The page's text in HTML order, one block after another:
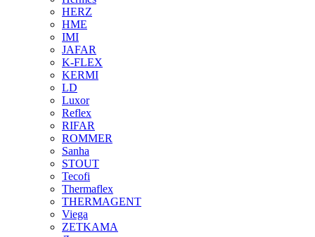
HERZ
HME
IMI
JAFAR
K-FLEX
KERMI
LD
Luxor
Reflex
RIFAR
ROMMER
Sanha
STOUT
Tecofi
Thermaflex
THERMAGENT
Viega
ZETKAMA